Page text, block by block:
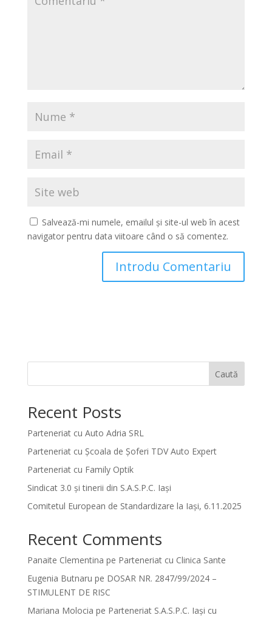
Salvează-mi numele, emailul și site-ul web în acest
navigator pentru data viitoare când o să comentez.
Caută
Recent Posts
Parteneriat cu Auto Adria SRL
Parteneriat cu Școala de Șoferi TDV Auto Expert
Parteneriat cu Family Optik
Sindicat 3.0 și tinerii din S.A.S.P.C. Iași
Comitetul European de Standardizare la Iași, 6.11.2025
Recent Comments
Panaite Clementina pe Parteneriat cu Clinica Sante
Eugenia Butnaru pe DOSAR NR. 2847/99/2024 –
STIMULENT DE RISC
Mariana Molocia pe Parteneriat S.A.S.P.C. Iași cu